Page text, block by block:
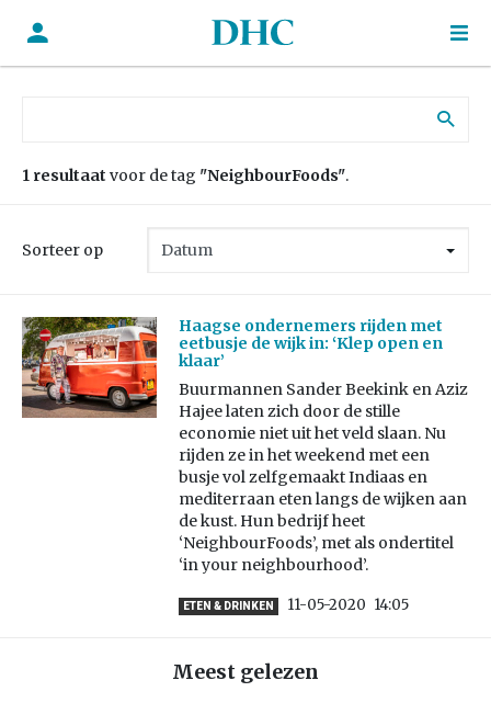
1 resultaat voor de tag "NeighbourFoods".
Sorteer op
Haagse ondernemers rijden met
eetbusje de wijk in: ‘Klep open en
klaar’
Buurmannen Sander Beekink en Aziz
Hajee laten zich door de stille
economie niet uit het veld slaan. Nu
rijden ze in het weekend met een
busje vol zelfgemaakt Indiaas en
mediterraan eten langs de wijken aan
de kust. Hun bedrijf heet
‘NeighbourFoods’, met als ondertitel
‘in your neighbourhood’.
ETEN & DRINKEN 11-05-2020 14:05
Meest gelezen